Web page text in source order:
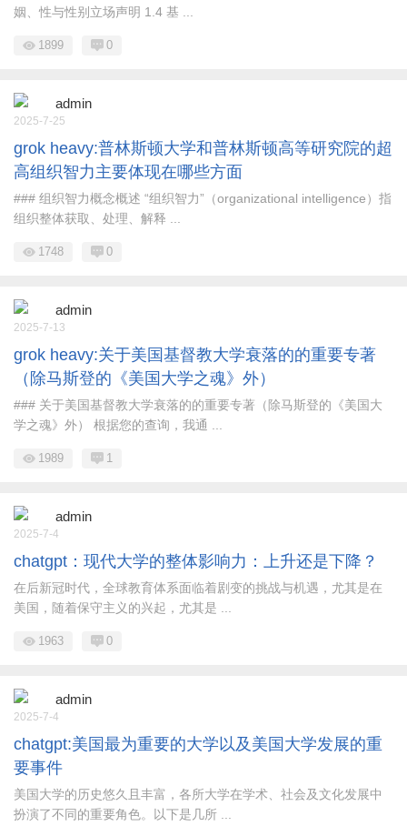
姻、性与性别立场声明 1.4 基 ...
1899 0
admin
2025-7-25
grok heavy:普林斯顿大学和普林斯顿高等研究院的超
高组织智力主要体现在哪些方面
### 组织智力概念概述 “组织智力”（organizational intelligence）指
组织整体获取、处理、解释 ...
1748 0
admin
2025-7-13
grok heavy:关于美国基督教大学衰落的的重要专著
（除马斯登的《美国大学之魂》外）
### 关于美国基督教大学衰落的的重要专著（除马斯登的《美国大
学之魂》外） 根据您的查询，我通 ...
1989 1
admin
2025-7-4
chatgpt：现代大学的整体影响力：上升还是下降？
在后新冠时代，全球教育体系面临着剧变的挑战与机遇，尤其是在
美国，随着保守主义的兴起，尤其是 ...
1963 0
admin
2025-7-4
chatgpt:美国最为重要的大学以及美国大学发展的重
要事件
美国大学的历史悠久且丰富，各所大学在学术、社会及文化发展中
扮演了不同的重要角色。以下是几所 ...